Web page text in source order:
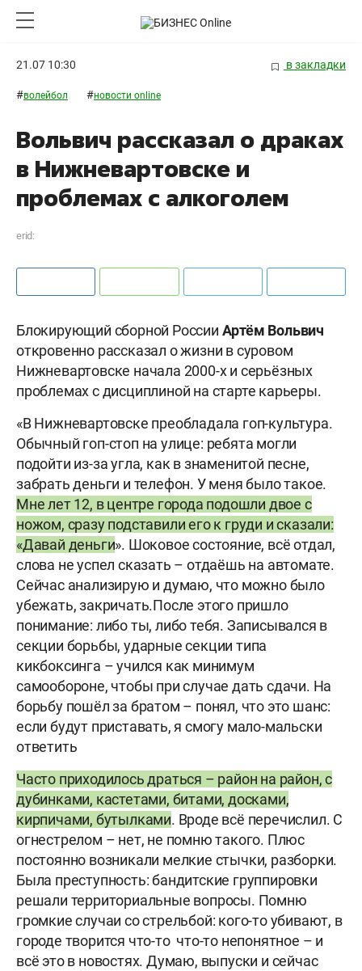
21.07 10:30 в закладки
#волейбол #новости online
Вольвич рассказал о драках
в Нижневартовске и
проблемах с алкоголем
erid:
Блокирующий сборной России Артём Вольвич
откровенно рассказал о жизни в суровом
Нижневартовске начала 2000-х и серьёзных
проблемах с дисциплиной на старте карьеры.
«В Нижневартовске преобладала гоп-культура.
Обычный гоп-стоп на улице: ребята могли
подойти из-за угла, как в знаменитой песне,
забрать деньги и телефон. У меня было такое.
Мне лет 12, в центре города подошли двое с
ножом, сразу подставили его к груди и сказали:
«Давай деньги». Шоковое состояние, всё отдал,
слова не успел сказать – отдаёшь на автомате.
Сейчас анализирую и думаю, что можно было
убежать, закричать.После этого пришло
понимание: либо ты, либо тебя. Записывался в
секции борьбы, ударные секции типа
кикбоксинга – учился как минимум
самообороне, чтобы при случае дать сдачи. На
борьбу пошёл за братом – понял, что это шанс:
если будут приставать, я смогу мало-мальски
ответить
Часто приходилось драться – район на район, с
дубинками, кастетами, битами, досками,
кирпичами, бутылками. Вроде всё перечислил. С
огнестрелом – нет, не помню такого. Плюс
постоянно возникали мелкие стычки, разборки.
Была преступность: бандитские группировки
решали территориальные вопросы. Помню
громкие случаи со стрельбой: кого-то убивают, в
городе творится что-то что-то непонятное – и
всё это в новостях. Думаю, выпуски и сейчас